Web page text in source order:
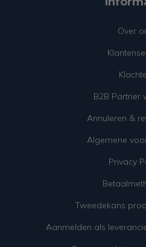
Over
B2B Partner
Annuleren &
Algemene
Privacy
Tweedekans
Aanmelden als